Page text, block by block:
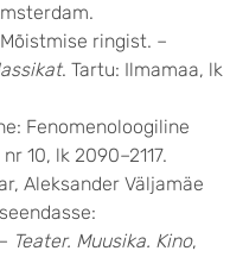
ringist. –
. Tartu: Ilmamaa, lk
Fenomenoloogiline
nr 10, lk 2090–2117.
Aleksander Väljamäe
Teater. Muusika. Kino,